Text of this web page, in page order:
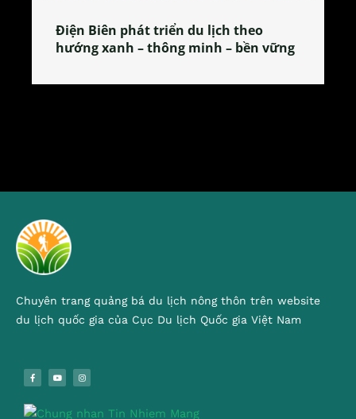
Làng làm bánh tẻ Phú Nhi – nơi lan
tỏa đặc sản xứ Đoài
Chuyên trang quảng bá du lịch nông thôn trên website
du lịch quốc gia của Cục Du lịch Quốc gia Việt Nam